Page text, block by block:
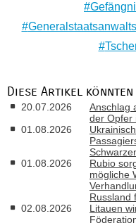
Diese Artikel
20.07.2026
Anschlag
der Opfer
01.08.2026
01.08.2026
Rubio
mögliche
Russland
02.08.2026
Litauen